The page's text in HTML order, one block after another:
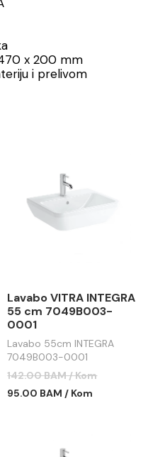
x 200 mm
i prelivom
Lavabo VITRA INTEGRA
55 cm 7049B003-
0001
Lavabo 55cm INTEGRA
7049B003-0001
142.00 BAM / Kom
95.00 BAM / Kom